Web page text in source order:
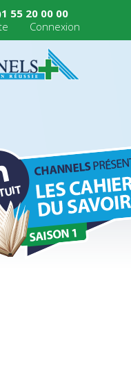
55 20 00 00
Connexion